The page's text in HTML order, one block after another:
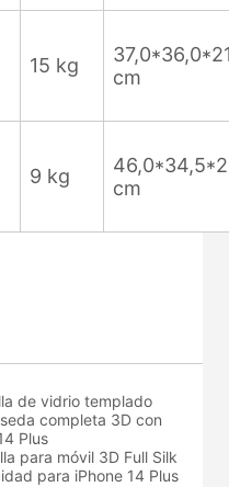
de vidrio templado
completa 3D con
Plus
para móvil 3D Full Silk
para iPhone 14 Plus